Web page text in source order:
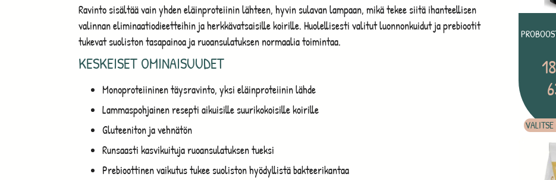
Ravinto sisältää vain yhden eläinproteiinin lähteen, hyvin sulavan lampaan, mikä tekee siitä ihanteellisen
valinnan eliminaatiodieetteihin ja herkkävatsaisille koirille. Huolellisesti valitut luonnonkuidut ja prebiootit
tukevat suoliston tasapainoa ja ruoansulatuksen normaalia toimintaa.
KESKEISET OMINAISUUDET
Monoproteiininen täysravinto, yksi eläinproteiinin lähde
Lammaspohjainen resepti aikuisille suurikokoisille koirille
Gluteeniton ja vehnätön
Runsaasti kasvikuituja ruoansulatuksen tueksi
Prebioottinen vaikutus tukee suoliston hyödyllistä bakteerikantaa